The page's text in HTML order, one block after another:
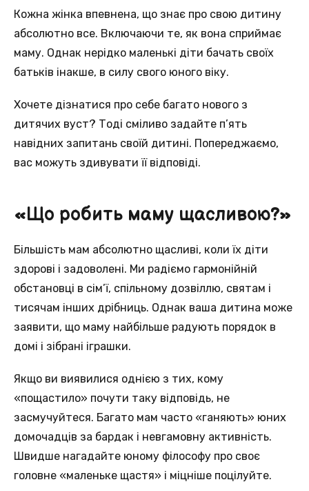
Кожна жінка впевнена, що знає про свою дитину
абсолютно все. Включаючи те, як вона сприймає
маму. Однак нерідко маленькі діти бачать своїх
батьків інакше, в силу свого юного віку.
Хочете дізнатися про себе багато нового з
дитячих вуст? Тоді сміливо задайте п’ять
навідних запитань своїй дитині. Попереджаємо,
вас можуть здивувати її відповіді.
«Що робить маму щасливою?»
Більшість мам абсолютно щасливі, коли їх діти
здорові і задоволені. Ми радіємо гармонійній
обстановці в сім’ї, спільному дозвіллю, святам і
тисячам інших дрібниць. Однак ваша дитина може
заявити, що маму найбільше радують порядок в
домі і зібрані іграшки.
Якщо ви виявилися однією з тих, кому
«пощастило» почути таку відповідь, не
засмучуйтеся. Багато мам часто «ганяють» юних
домочадців за бардак і невгамовну активність.
Швидше нагадайте юному філософу про своє
головне «маленьке щастя» і міцніше поцілуйте.